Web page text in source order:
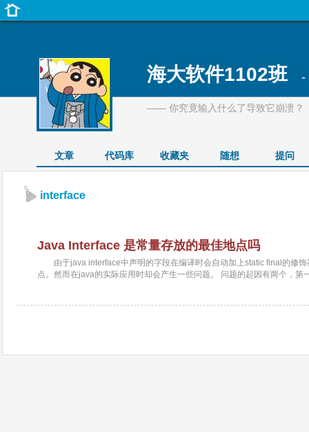
海大软件1102班-
—— 你究竟输入什么了导致它崩溃？
文章 代码库 收藏夹 随想 提问
interface
Java Interface 是常量存放的最佳地点吗
由于java interface中声明的字段在编译时会自动加上static final的修
点。然而在java的实际应用时却会产生一些问题。 问题的起因有两个，